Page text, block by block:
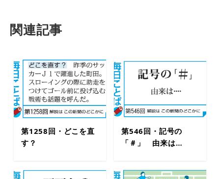
関連記事
第1258回・どこを直
す？
第546回・記号の
「＃」 由来は…